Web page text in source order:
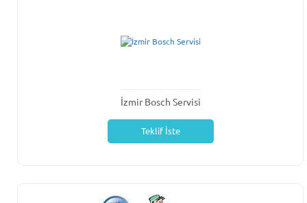
İzmir Bosch Servisi
Teklif İste